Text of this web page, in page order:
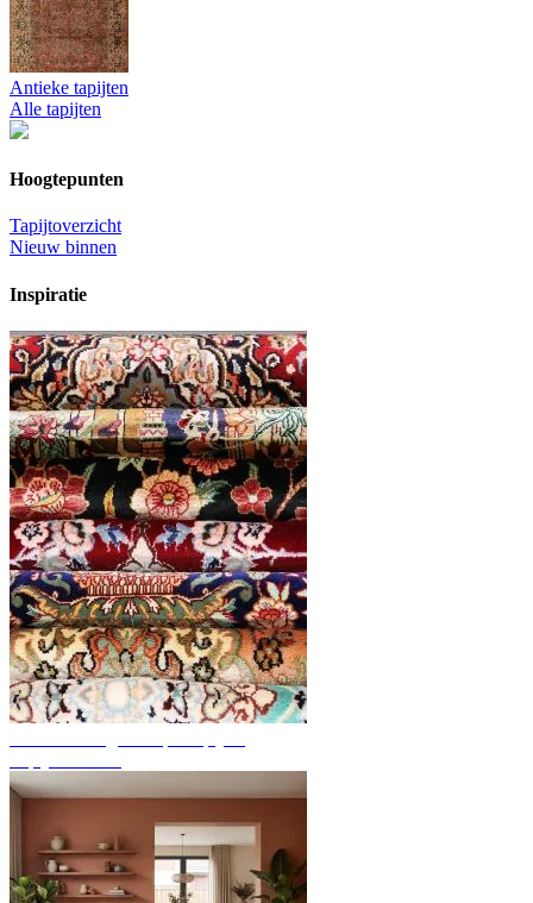
Antieke tapijten
Alle tapijten
Hoogtepunten
Tapijtoverzicht
Nieuw binnen
Inspiratie